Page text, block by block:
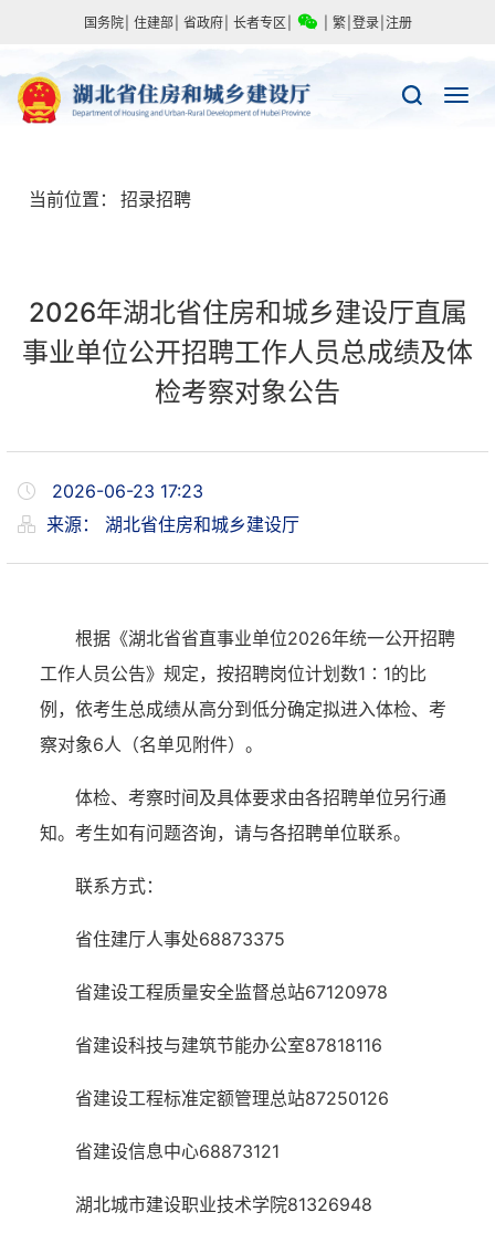
国务院 住建部 省政府 长者专区 繁 登录 注册
当前位置： 招录招聘
2026年湖北省住房和城乡建设厅直属
事业单位公开招聘工作人员总成绩及体
检考察对象公告
2026-06-23 17:23
来源： 湖北省住房和城乡建设厅
根据《湖北省省直事业单位2026年统一公开招聘
工作人员公告》规定，按招聘岗位计划数1∶ 1的比
例，依考生总成绩从高分到低分确定拟进入体检、考
察对象6人 （名单见附件） 。
体检、考察时间及具体要求由各招聘单位另行通
知。考生如有问题咨询，请与各招聘单位联系。
联系方式：
省住建厅人事处68873375
省建设工程质量安全监督总站67120978
省建设科技与建筑节能办公室87818116
省建设工程标准定额管理总站87250126
省建设信息中心68873121
湖北城市建设职业技术学院81326948